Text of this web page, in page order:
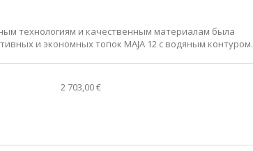
технологиям и качественным материалам была
и экономных топок MAJA 12 с водяным контуром.
2 703,00 €